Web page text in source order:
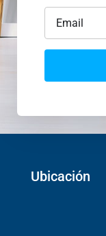
Ubicación